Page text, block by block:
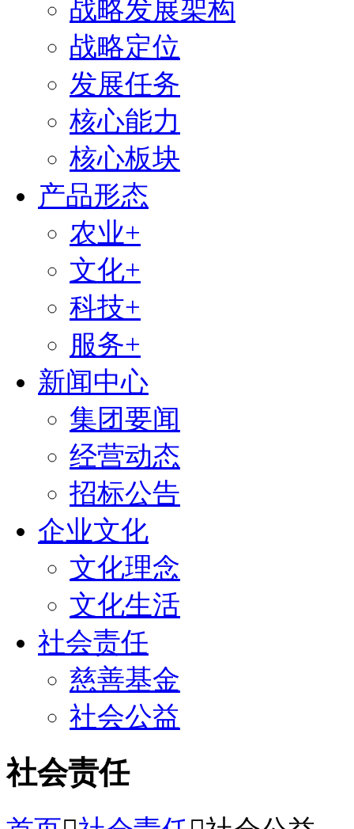
战略发展架构
战略定位
发展任务
核心能力
核心板块
产品形态
农业+
文化+
科技+
服务+
新闻中心
集团要闻
经营动态
招标公告
企业文化
文化理念
文化生活
社会责任
慈善基金
社会公益
社会责任